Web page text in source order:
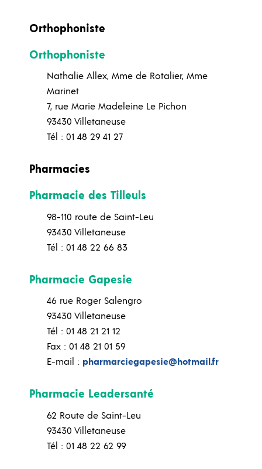
Orthophoniste
Orthophoniste
Nathalie Allex, Mme de Rotalier, Mme
Marinet
7, rue Marie Madeleine Le Pichon
93430 Villetaneuse
Tél : 01 48 29 41 27
Pharmacies
Pharmacie des Tilleuls
98-110 route de Saint-Leu
93430 Villetaneuse
Tél : 01 48 22 66 83
Pharmacie Gapesie
46 rue Roger Salengro
93430 Villetaneuse
Tél : 01 48 21 21 12
Fax : 01 48 21 01 59
E-mail : pharmarciegapesie@hotmail.fr
Pharmacie Leadersanté
62 Route de Saint-Leu
93430 Villetaneuse
Tél : 01 48 22 62 99